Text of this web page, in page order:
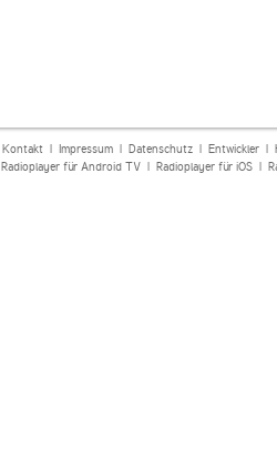
Kontakt| Impressum| Datenschutz| Entwickler|
Radioplayer für Android TV| Radioplayer für iOS|